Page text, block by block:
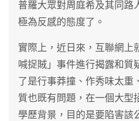
普羅大眾對周庭希及其同路
極為反感的態度了。
實際上，近日來，互聯網上
喊捉賊」事件進行揭露和質
了是行事莽撞、作秀味太重
質也既有問題，在一個大型
學歷背景，目的是要陷害該